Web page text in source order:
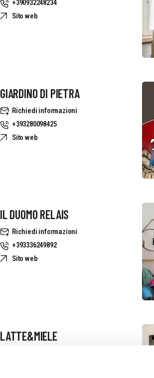
+390932248234
Sito web
GIARDINO DI PIETRA
Richiedi informazioni
+393280098425
Sito web
IL DUOMO RELAIS
Richiedi informazioni
+393336249892
Sito web
LATTE&MIELE